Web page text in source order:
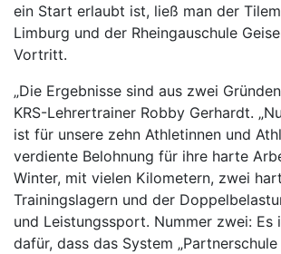
ein Start erlaubt ist, ließ man der
Limburg und der Rheingauschule
Vortritt.
„Die Ergebnisse sind aus zwei
KRS-Lehrertrainer Robby Gerhardt.
ist für unsere zehn Athletinnen und
verdiente Belohnung für ihre harte
Winter, mit vielen Kilometern, zwei
Trainingslagern und der
und Leistungssport. Nummer zwei: Es
dafür, dass das System